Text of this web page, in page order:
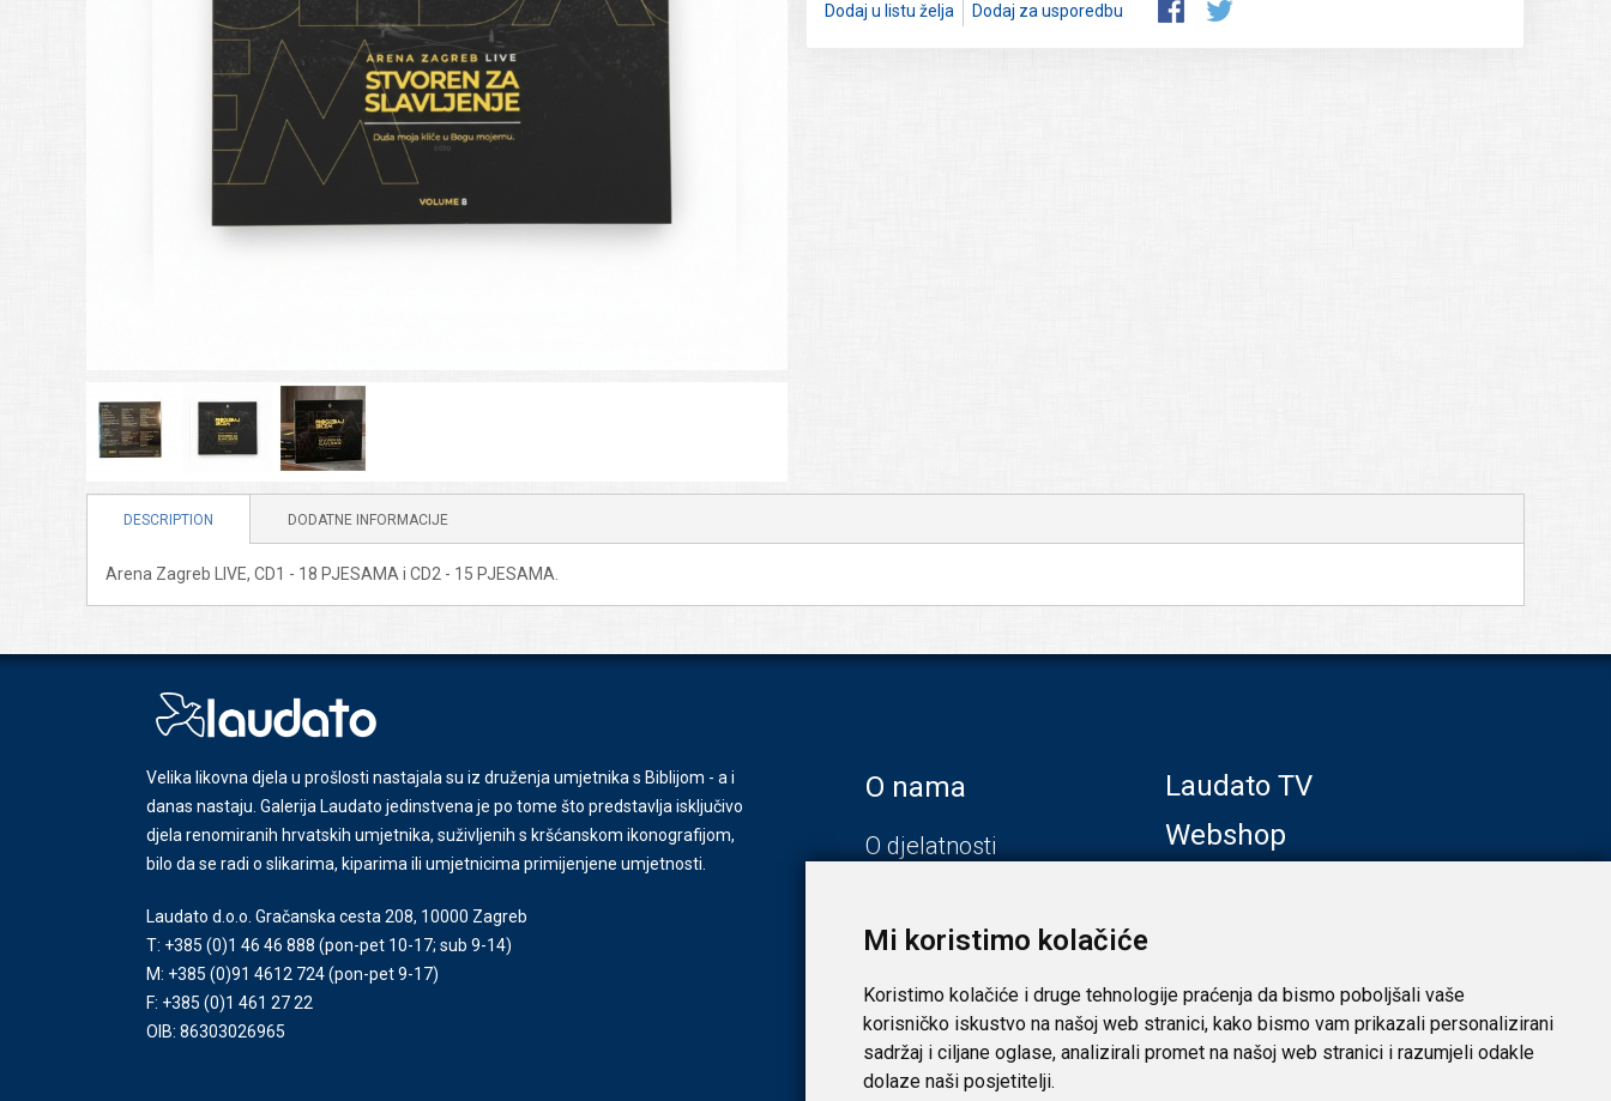
Mi koristimo kolačiće
Koristimo kolačiće i druge tehnologije praćenja da bismo poboljšali vaše
korisničko iskustvo na našoj web stranici, kako bismo vam prikazali personalizirani
sadržaj i ciljane oglase, analizirali promet na našoj web stranici i razumjeli odakle
dolaze naši posjetitelji.
Dodaj u listu želja Dodaj za usporedbu
DESCRIPTION DODATNE INFORMACIJE
Arena Zagreb LIVE, CD1 - 18 PJESAMA i CD2 - 15 PJESAMA.
Velika likovna djela u prošlosti nastajala su iz druženja umjetnika s Biblijom - a i
danas nastaju. Galerija Laudato jedinstvena je po tome što predstavlja isključivo
djela renomiranih hrvatskih umjetnika, suživljenih s kršćanskom ikonografijom,
bilo da se radi o slikarima, kiparima ili umjetnicima primijenjene umjetnosti.
Laudato d.o.o. Gračanska cesta 208, 10000 Zagreb
T: +385 (0)1 46 46 888 (pon-pet 10-17; sub 9-14)
M: +385 (0)91 4612 724(pon-pet 9-17)
F: +385 (0)1 461 27 22
OIB: 86303026965
O nama
O djelatnosti
Zadar
Laudato TV
Webshop